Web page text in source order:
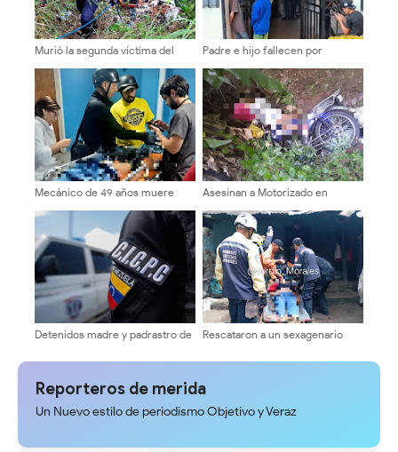
Murió la segunda víctima del
accidente en la vía a Los
Guaimaros
Padre e hijo fallecen por
doméstico
Mecánico de 49 años muere
huyó
Asesinan a Motorizado en
Detenidos madre y padrastro de
Obispo Ramos de Loras
Rescataron a un sexagenario
Reporteros de merida
Un Nuevo estilo de periodismo Objetivo y Veraz